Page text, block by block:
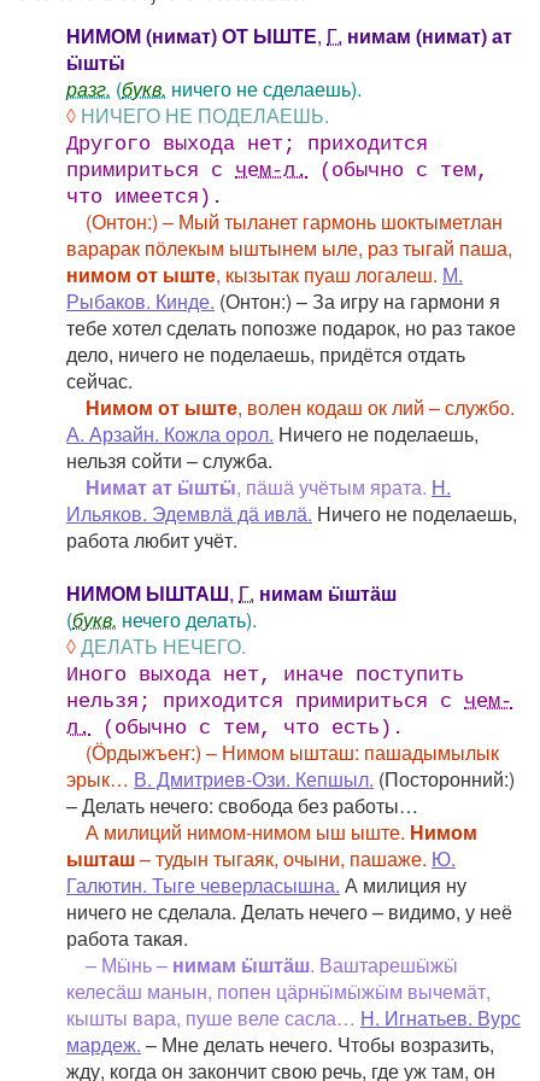
НИМОМ (нимат) ОТ ЫШТЕ, Г. нимам (нимат) ат
ӹштӹ
разг. (букв. ничего не сделаешь).
◊ НИЧЕГО НЕ ПОДЕЛАЕШЬ.
Другого выхода нет; приходится
примириться с чем-л. (обычно с тем,
что имеется).
(Онтон:) – Мый тыланет гармонь шоктыметлан
варарак пӧлекым ыштынем ыле, раз тыгай паша,
нимом от ыште, кызытак пуаш логалеш. М.
Рыбаков. Кинде. (Онтон:) – За игру на гармони я
тебе хотел сделать попозже подарок, но раз такое
дело, ничего не поделаешь, придётся отдать
сейчас.
Нимом от ыште, волен кодаш ок лий – службо.
А. Арзайн. Кожла орол. Ничего не поделаешь,
нельзя сойти – служба.
Нимат ат ӹштӹ, пӓшӓ учётым ярата. Н.
Ильяков. Эдемвлӓ дӓ ивлӓ. Ничего не поделаешь,
работа любит учёт.
НИМОМ ЫШТАШ, Г. нимам ӹштӓш
(букв. нечего делать).
◊ДЕЛАТЬ НЕЧЕГО.
Иного выхода нет, иначе поступить
нельзя; приходится примириться с чем-
л. (обычно с тем, что есть).
(Ӧрдыжъеҥ:) – Нимом ышташ: пашадымылык
эрык… В. Дмитриев-Ози. Кепшыл. (Посторонний:)
– Делать нечего: свобода без работы…
А милиций нимом-нимом ыш ыште. Нимом
ышташ– тудын тыгаяк, очыни, пашаже. Ю.
Галютин. Тыге чеверласышна. А милиция ну
ничего не сделала. Делать нечего – видимо, у неё
работа такая.
– Мӹнь – нимам ӹштӓш. Ваштарешӹжӹ
келесӓш манын, попен цӓрнӹмӹжӹм вычемӓт,
кышты вара, пуше веле сасла… Н. Игнатьев. Вурс
мардеж. – Мне делать нечего. Чтобы возразить,
жду, когда он закончит свою речь, где уж там, он